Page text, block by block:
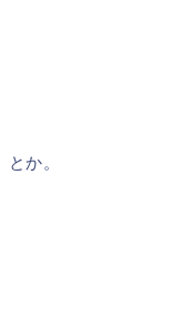
か。